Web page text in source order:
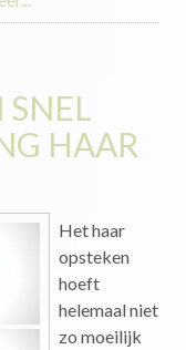
SNEL
HAAR
Het haar
opsteken
hoeft
helemaal niet
zo moeilijk